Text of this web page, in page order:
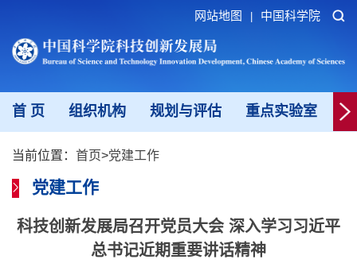
网站地图 中国科学院
首 页 组织机构 规划与评估 重点实验室
当前位置： 首页>党建工作
党建工作
科技创新发展局召开党员大会 深入学习习近平
总书记近期重要讲话精神